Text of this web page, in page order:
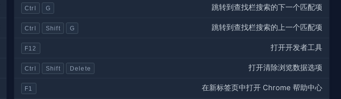
Ctrl G 跳转到查找栏搜索的下一个匹配项
Ctrl Shift G 跳转到查找栏搜索的上一个匹配项
F12 打开开发者工具
Ctrl Shift Delete 打开清除浏览数据选项
F1 在新标签页中打开 Chrome 帮助中心